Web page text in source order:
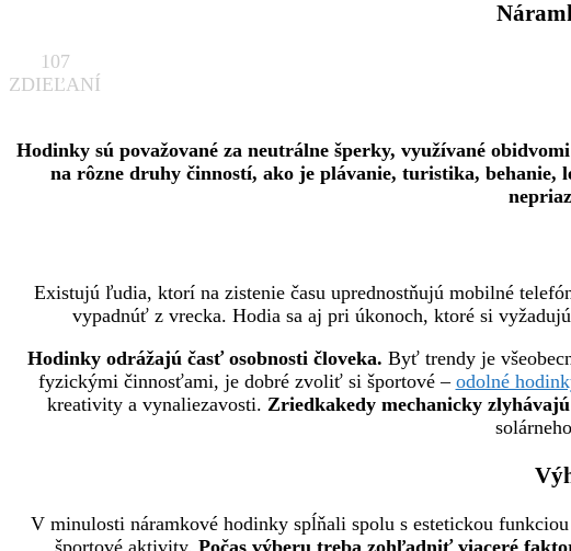
107
ZDIEĽANÍ
Hodinky sú považované za neutrálne šperky, využívané
na rôzne druhy činností, ako je plávanie, turistika, behanie,
Existujú ľudia, ktorí na zistenie času uprednostňujú mobilné
vypadnúť z vrecka. Hodia sa aj pri úkonoch, ktoré si
Hodinky odrážajú časť osobnosti človeka. Byť trendy je
fyzickými činnosťami, je dobré zvoliť si športové – odolné
kreativity a vynaliezavosti. Zriedkakedy mechanicky zlyhávajú
V minulosti náramkové hodinky spĺňali spolu s estetickou